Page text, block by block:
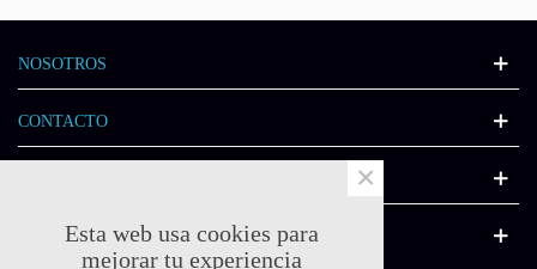
NOSOTROS
CONTACTO
CATÁLOGOEsta web usa cookies para
mejorar tu experiencia
×